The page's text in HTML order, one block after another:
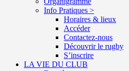
Info Pratiques >
Horaires & lieux
Accéder
Contactez-nous
Découvrir le rugby
S’inscrire
LA VIE DU CLUB